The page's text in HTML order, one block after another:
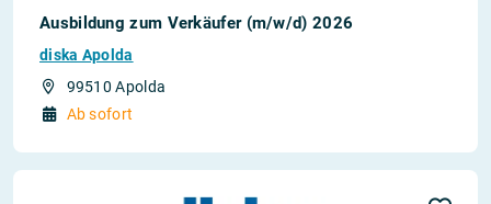
Ausbildung zum Verkäufer (m/w/d) 2026
diska Apolda
99510 Apolda
Ab sofort